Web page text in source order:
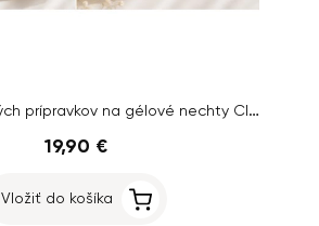
Sada nechtových prípravkov na gélové nechty Claresa
19,90 €
Vložiť do košíka